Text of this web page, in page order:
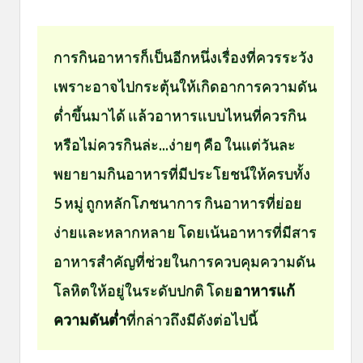
การกินอาหารก็เป็นอีกหนึ่งเรื่องที่ควรระวัง
เพราะอาจไปกระตุ้นให้เกิดอาการความดัน
ต่ำขึ้นมาได้ แล้วอาหารแบบไหนที่ควรกิน
หรือไม่ควรกินล่ะ...ง่ายๆ คือ ในแต่วันละ
พยายามกินอาหารที่มีประโยชน์ให้ครบทั้ง
5 หมู่ ถูกหลักโภชนาการ กินอาหารที่ย่อย
ง่ายและหลากหลาย โดยเน้นอาหารที่มีสาร
อาหารสำคัญที่ช่วยในการควบคุมความดัน
โลหิตให้อยู่ในระดับปกติ โดยอาหารแก้
ความดันต่ำที่กล่าวถึงมีดังต่อไปนี้